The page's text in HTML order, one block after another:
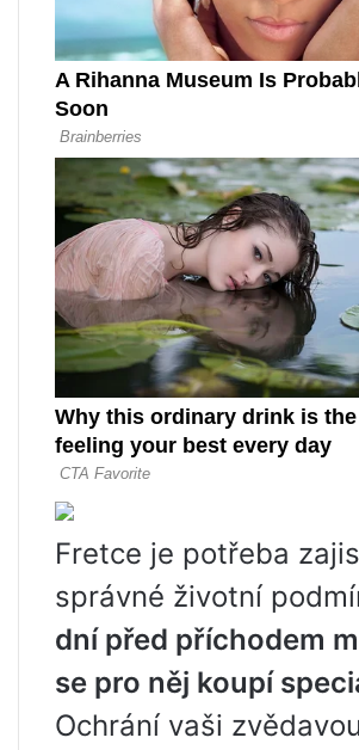
Fretce je potřeba
správné životní
dní před příchodem
se pro něj koupí
Ochrání vaši